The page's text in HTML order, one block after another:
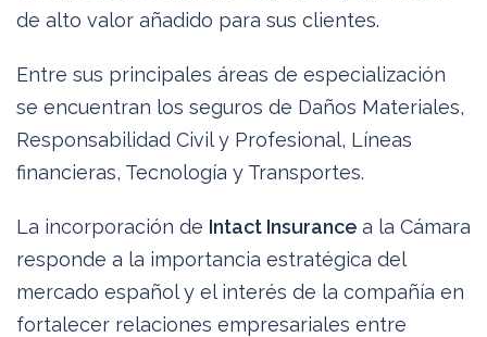
de alto valor añadido para sus clientes.
Entre sus principales áreas de especialización
se encuentran los seguros de Daños Materiales,
Responsabilidad Civil y Profesional, Líneas
financieras, Tecnología y Transportes.
La incorporación de Intact Insurance a la Cámara
responde a la importancia estratégica del
mercado español y el interés de la compañía en
fortalecer relaciones empresariales entre